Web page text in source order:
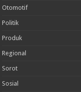
Otomotif
Politik
Produk
Regional
Sorot
Sosial